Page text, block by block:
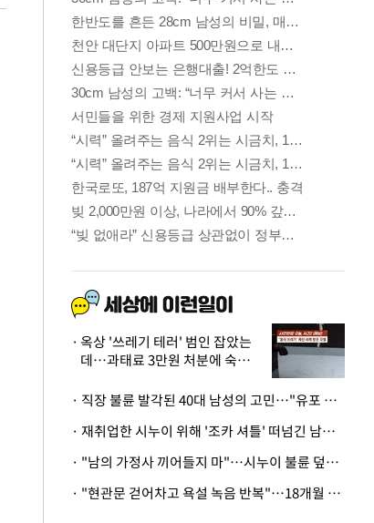
옥상 '쓰레기 테러' 범인 잡았는
데…과태료 3만원 처분에 숙박업
· 직장 불륜 발각된 40대 남성의 고민…"유포 동료 명예훼손·협박죄 고소 가능할까"
· 재취업한 시누이 위해 '조카 셔틀' 떠넘긴 남편…아내 "난 못한다"
· "남의 가정사 끼어들지 마"…시누이 불륜 덮으려는 남편에 억울한 아내
· "현관문 걷어차고 욕설 녹음 반복"…18개월 아기 키우는 집 뒤흔든 '앞집의 비극'